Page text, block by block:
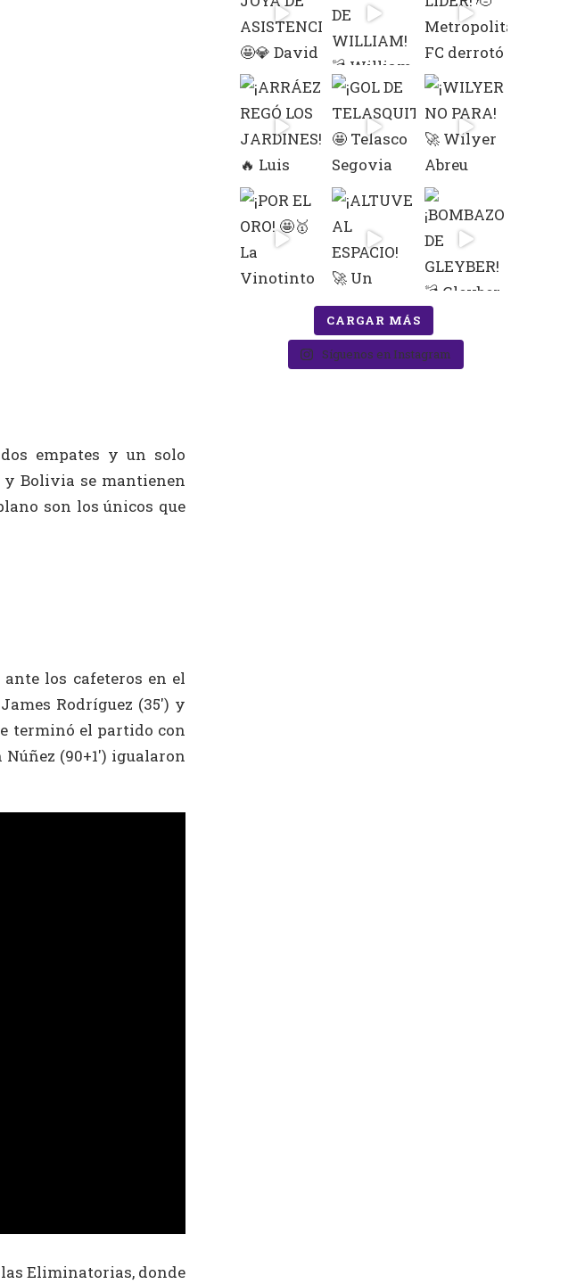
empates y un solo
y Bolivia se mantienen
son los únicos que
los cafeteros en el
Rodríguez (35′) y
terminó el partido con
(90+1′) igualaron
Eliminatorias, donde
CARGAR MÁS
Síguenos en Instagram